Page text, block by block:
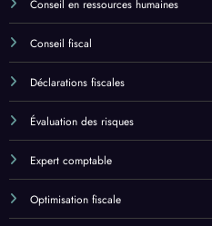
Conseil en ressources humaines
Conseil fiscal
Déclarations fiscales
Évaluation des risques
Expert comptable
Optimisation fiscale